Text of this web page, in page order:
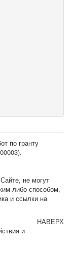
по гранту
).
не могут
либо способом,
и ссылки на
НАВЕРХ
и